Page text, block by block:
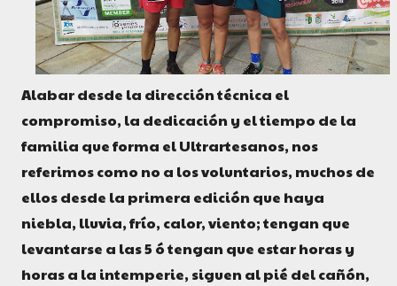
Alabar desde la dirección técnica el
compromiso, la dedicación y el tiempo de la
familia que forma el Ultrartesanos, nos
referimos como no a los voluntarios, muchos de
ellos desde la primera edición que haya
niebla, lluvia, frío, calor, viento; tengan que
levantarse a las 5 ó tengan que estar horas y
horas a la intemperie, siguen al pié del cañón,